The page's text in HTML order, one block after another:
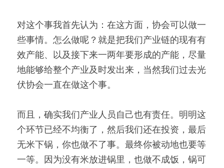
对这个事我首先认为：在这方面，协会可以做一
些事情。怎么做呢？就是把我们产业链的现有有
效产能、以及接下来一两年要形成的产能，尽量
地能够给整个产业及时发出来，当然我们过去光
伏协会一直在做这个事。
而且，确实我们产业人员自己也有责任。明明这
个环节已经不均衡了，然后我们还在投资，最后
无米下锅，你也做不了事。最终你被动地也要等
一等。因为没有米放进锅里，也做不成饭，锅可